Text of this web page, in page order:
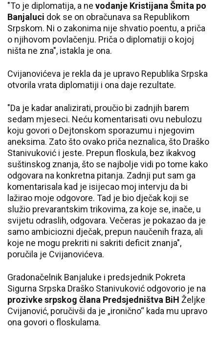
"To je diplomatija, a ne vodanje Kristijana Šmita po
Banjaluci dok se on obračunava sa Republikom
Srpskom. Ni o zakonima nije shvatio poentu, a priča
o njihovom povlačenju. Priča o diplomatiji o kojoj
ništa ne zna", istakla je ona.
Cvijanovićeva je rekla da je upravo Republika Srpska
otvorila vrata diplomatiji i ona daje rezultate.
"Da je kadar analizirati, proučio bi zadnjih barem
sedam mjeseci. Neću komentarisati ovu nebulozu
koju govori o Dejtonskom sporazumu i njegovim
aneksima. Zato što ovako priča neznalica, što Draško
Stanivuković i jeste. Prepun floskula, bez ikakvog
suštinskog znanja, što se najbolje vidi po tome kako
odgovara na konkretna pitanja. Zadnji put sam ga
komentarisala kad je isijecao moj intervju da bi
lažirao moje odgovore. Tad je bio dječak koji se
služio prevarantskim trikovima, za koje se, inače, u
svijetu odraslih, odgovara. Večeras je pokazao da je
samo ambiciozni dječak, prepun naučenih fraza, ali
koje ne mogu prekriti ni sakriti deficit znanja",
poručila je Cvijanovićeva.
Gradonačelnik Banjaluke i predsjednik Pokreta
Sigurna Srpska Draško Stanivuković odgovorio je na
prozivke srpskog člana Predsjedništva BiH Željke
Cvijanović, poručivši da je „ironično“ kada mu upravo
ona govori o floskulama.